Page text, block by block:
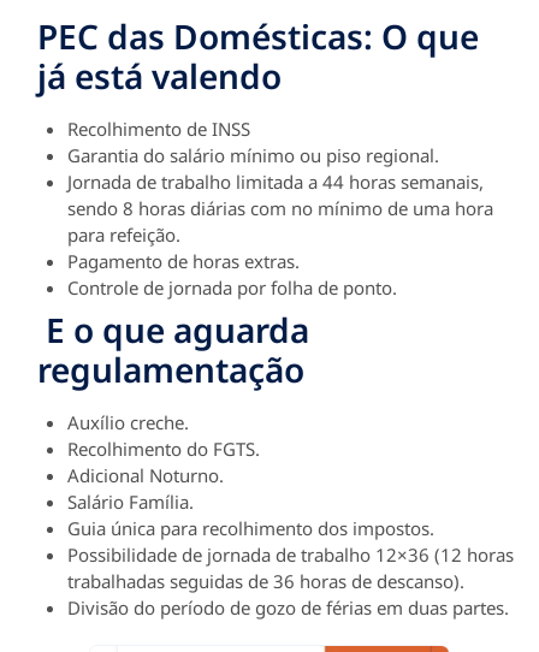
PEC das Domésticas: O que
já está valendo
Recolhimento de INSS
Garantia do salário mínimo ou piso regional.
Jornada de trabalho limitada a 44 horas semanais,
sendo 8 horas diárias com no mínimo de uma hora
para refeição.
Pagamento de horas extras.
Controle de jornada por folha de ponto.
E o que aguarda
regulamentação
Auxílio creche.
Recolhimento do FGTS.
Adicional Noturno.
Salário Família.
Guia única para recolhimento dos impostos.
Possibilidade de jornada de trabalho 12×36 (12 horas
trabalhadas seguidas de 36 horas de descanso).
Divisão do período de gozo de férias em duas partes.